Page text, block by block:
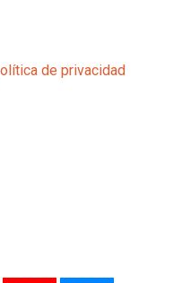
de privacidad